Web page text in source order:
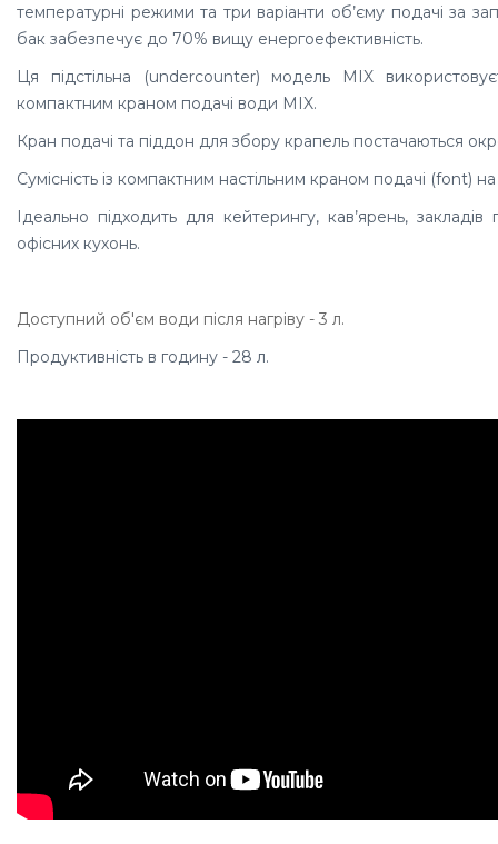
температурні режими та три варіанти об’єму подачі за
бак забезпечує до 70% вищу енергоефективність.
Ця підстільна (undercounter) модель MIX
компактним краном подачі води MIX.
Кран подачі та піддон для збору крапель постачаються
Сумісність із компактним настільним краном подачі (font)
Ідеально підходить для кейтерингу, кав’ярень,
офісних кухонь.
Доступний об'єм води після нагріву - 3 л.
Продуктивність в годину - 28 л.